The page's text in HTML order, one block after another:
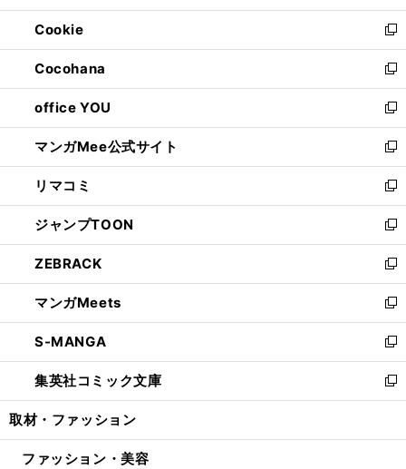
開
く
ウ
で
開
く
ン
ド
ウ
で
開
く
ウ
ィ
ン
ド
ウ
で
開
く
Cookie
新
し
い
ウ
ィ
ン
ド
ウ
で
開
く
Cocohana
新
し
い
ウ
ィ
ン
ド
ウ
で
開
く
office YOU
新
し
い
ウ
ィ
ン
ド
ウ
で
開
く
マンガMee公式サイト
新
し
い
ウ
ィ
ン
ド
ウ
で
開
く
リマコミ
新
し
い
ウ
ィ
ン
ド
ウ
で
開
く
ジャンプTOON
新
し
い
ウ
ィ
ン
ド
ウ
で
開
ZEBRACK
新
し
い
ウ
ィ
ン
ド
ウ
開
マンガMeets
新
し
い
ウ
ィ
ン
ウ
S-MANGA
新
し
い
ウ
ン
集英社コミック文庫
新
し
ウ
取材・ファッション
ファッション・美容